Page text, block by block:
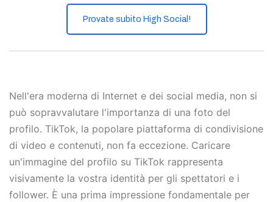
Provate subito High Social!
Nell'era moderna di Internet e dei social media, non si
può sopravvalutare l'importanza di una foto del
profilo. TikTok, la popolare piattaforma di condivisione
di video e contenuti, non fa eccezione. Caricare
un'immagine del profilo su TikTok rappresenta
visivamente la vostra identità per gli spettatori e i
follower. È una prima impressione fondamentale per